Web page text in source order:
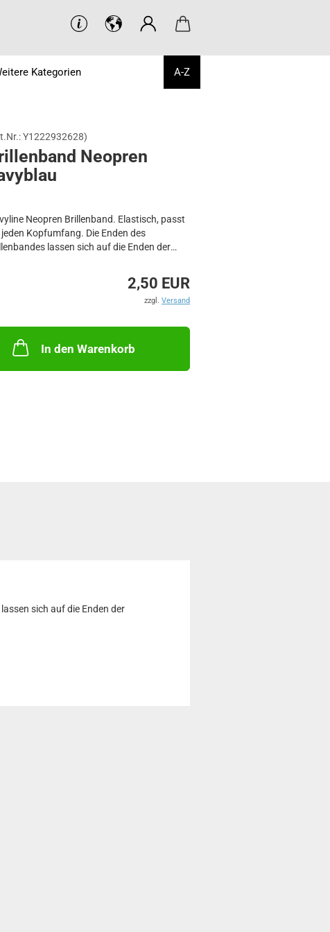
A-Z
Kategorien
Y1222932628)
Neo­pren
Neopren Brillenband. Elastisch, passt
Kopfumfang. Die Enden des
lassen sich auf die Enden der
2,50 EUR
zzgl. Versand
In den Warenkorb
sich auf die Enden der